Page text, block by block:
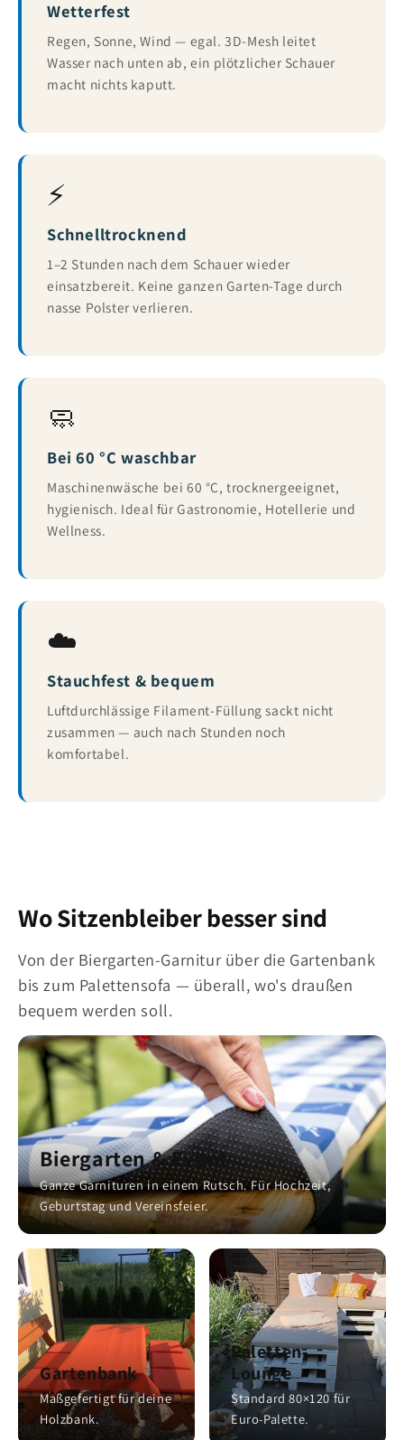
Wetterfest
Regen, Sonne, Wind — egal. 3D-Mesh leitet
Wasser nach unten ab, ein plötzlicher Schauer
macht nichts kaputt.
⚡
Schnelltrocknend
1–2 Stunden nach dem Schauer wieder
einsatzbereit. Keine ganzen Garten-Tage durch
nasse Polster verlieren.
🧼
Bei 60 °C waschbar
Maschinenwäsche bei 60 °C, trocknergeeignet,
hygienisch. Ideal für Gastronomie, Hotellerie und
Wellness.
☁️
Stauchfest & bequem
Luftdurchlässige Filament-Füllung sackt nicht
zusammen — auch nach Stunden noch
komfortabel.
Wo Sitzenbleiber besser sind
Von der Biergarten-Garnitur über die Gartenbank
bis zum Palettensofa — überall, wo's draußen
bequem werden soll.
Biergarten & Event
Ganze Garnituren in einem Rutsch. Für Hochzeit,
Geburtstag und Vereinsfeier.
Gartenbank
Maßgefertigt für deine
Holzbank.
Paletten-
Lounge
Standard 80×120 für
Euro-Palette.